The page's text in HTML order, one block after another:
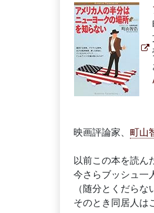
映画評論家、 町山
以前この本を読ん
今さらブッシュ一
（随分とくだら
そのとき同居人は